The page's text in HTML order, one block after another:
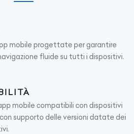
mobile progettate per garantire
fluide su tutti i dispositivi.
mobile compatibili con dispositivi
supporto delle versioni datate dei